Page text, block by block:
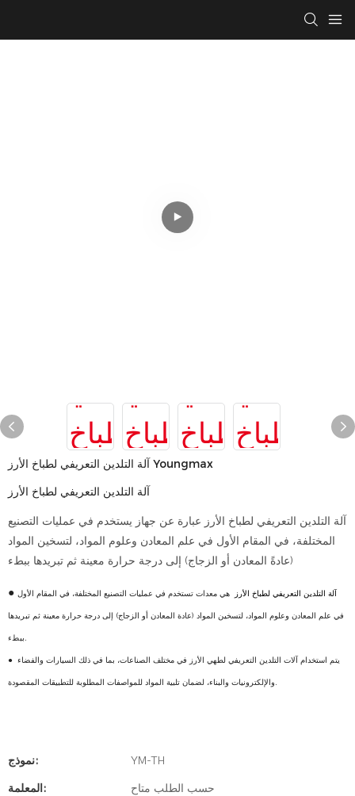
آلة التلدين التعريفي لطباخ الأرز Youngmax
آلة التلدين التعريفي لطباخ الأرز
آلة التلدين التعريفي لطباخ الأرز عبارة عن جهاز يستخدم في عمليات التصنيع
المختلفة، في المقام الأول في علم المعادن وعلوم المواد، لتسخين المواد
(عادةً المعادن أو الزجاج) إلى درجة حرارة معينة ثم تبريدها ببطء
● آلة التلدين التعريفي لطباخ الأرز هي معدات تستخدم في عمليات التصنيع المختلفة، في المقام الأول
في علم المعادن وعلوم المواد، لتسخين المواد (عادة المعادن أو الزجاج) إلى درجة حرارة معينة ثم تبريدها
ببطء.
●
والإلكترونيات والبناء، لضمان تلبية المواد للمواصفات المطلوبة للتطبيقات المقصودة.
نموذج: YM-TH
المعلمة: حسب الطلب متاح